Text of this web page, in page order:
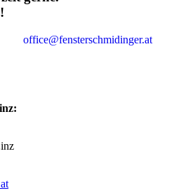
office@fensterschmidinger.at